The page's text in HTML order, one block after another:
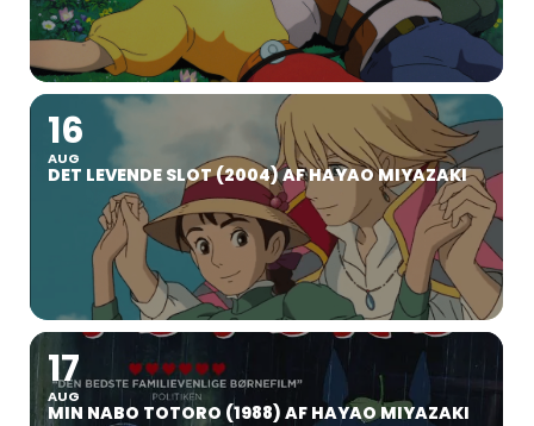
16
AUG
DET LEVENDE SLOT (2004) AF HAYAO MIYAZAKI
17
AUG
MIN NABO TOTORO (1988) AF HAYAO MIYAZAKI